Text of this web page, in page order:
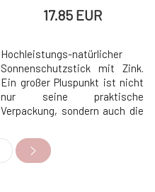
17.85 EUR
Hochleistungs-natürlicher
Sonnenschutzstick mit Zink.
Ein großer Pluspunkt ist nicht
nur seine praktische
Verpackung, sondern auch die
Zusammensetzung, die
sowohl von empfindlicher Haut
als auch von anspruchsvollen